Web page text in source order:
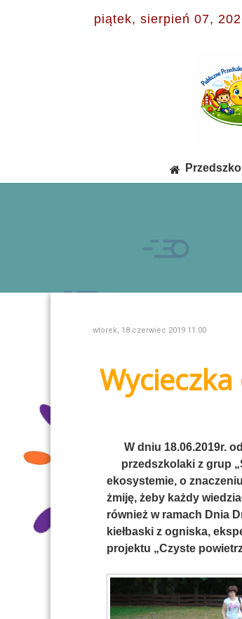
piątek, sierpień 07,
wtorek, 18 czerwiec 2019 11:00
W dniu 18.06.2019r.
przedszkolaki z grup
ekosystemie, o
żmiję, żeby każdy
również w ramach Dnia
kiełbaski z ogniska,
projektu „Czyste